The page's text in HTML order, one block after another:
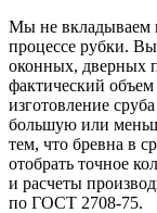
Мы не вкладываем
процессе рубки. Вы
оконных, дверных
фактический объем
изготовление
большую или
тем, что бревна в
отобрать точное
и расчеты
по ГОСТ 2708-75.